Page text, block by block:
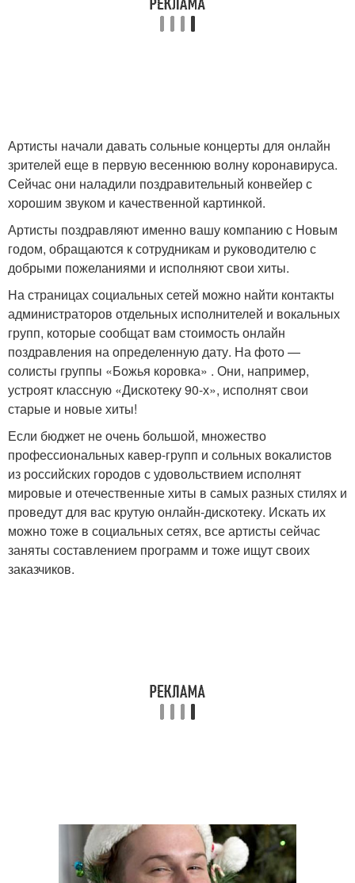
Артисты начали давать сольные концерты для онлайн
зрителей еще в первую весеннюю волну коронавируса.
Сейчас они наладили поздравительный конвейер с
хорошим звуком и качественной картинкой.
Артисты поздравляют именно вашу компанию с Новым
годом, обращаются к сотрудникам и руководителю с
добрыми пожеланиями и исполняют свои хиты.
На страницах социальных сетей можно найти контакты
администраторов отдельных исполнителей и вокальных
групп, которые сообщат вам стоимость онлайн
поздравления на определенную дату. На фото —
солисты группы «Божья коровка» . Они, например,
устроят классную «Дискотеку 90-х», исполнят свои
старые и новые хиты!
Если бюджет не очень большой, множество
профессиональных кавер-групп и сольных вокалистов
из российских городов с удовольствием исполнят
мировые и отечественные хиты в самых разных стилях и
проведут для вас крутую онлайн-дискотеку. Искать их
можно тоже в социальных сетях, все артисты сейчас
заняты составлением программ и тоже ищут своих
заказчиков.